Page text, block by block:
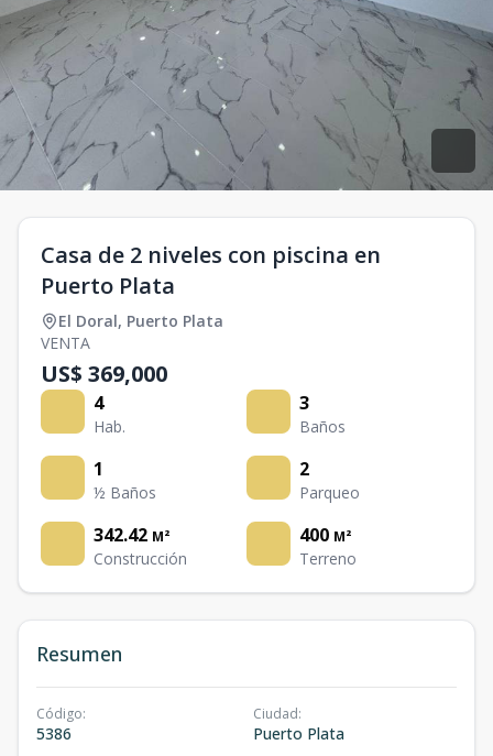
Casa de 2 niveles con piscina en
Puerto Plata
El Doral, Puerto Plata
VENTA
US$ 369,000
4
Hab.
3
Baños
1
½ Baños
2
Parqueo
342.42 M²
Construcción
400 M²
Terreno
Resumen
Código:
5386
Ciudad:
Puerto Plata